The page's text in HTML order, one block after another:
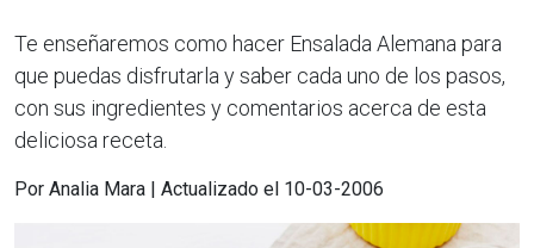
Te enseñaremos como hacer Ensalada Alemana para
que puedas disfrutarla y saber cada uno de los pasos,
con sus ingredientes y comentarios acerca de esta
deliciosa receta.
Por Analia Mara | Actualizado el 10-03-2006